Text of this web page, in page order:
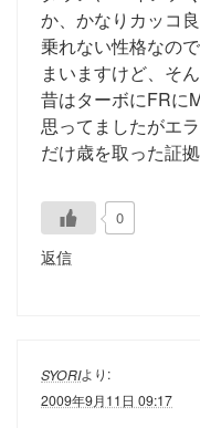
か、かなりカッコ
乗れない性格なの
まいますけど、そ
昔はターボにFRに
思ってましたがエ
だけ歳を取った証
0
返信
SYORIより:
2009年9月11日 09:17